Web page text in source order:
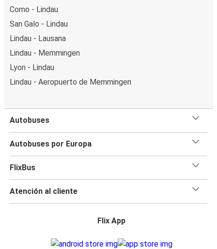
Como - Lindau
San Galo - Lindau
Lindau - Lausana
Lindau - Memmingen
Lyon - Lindau
Lindau - Aeropuerto de Memmingen
Autobuses
Autobuses por Europa
FlixBus
Atención al cliente
Flix App